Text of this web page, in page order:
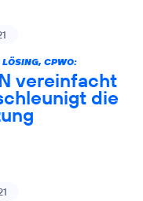
CPWO:
vereinfacht
die